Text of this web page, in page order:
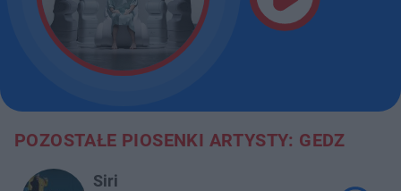
POZOSTAŁE PIOSENKI ARTYSTY: GEDZ
Siri